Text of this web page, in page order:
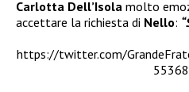
Carlotta Dell’Isola molto
accettare la richiesta di Nello:
https://twitter.com/